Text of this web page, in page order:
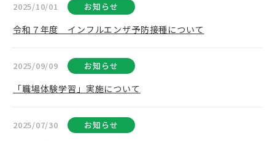
2025/10/01 お知らせ
令和７年度 インフルエンザ予防接種について
2025/09/09 お知らせ
「職場体験学習」実施について
2025/07/30 お知らせ